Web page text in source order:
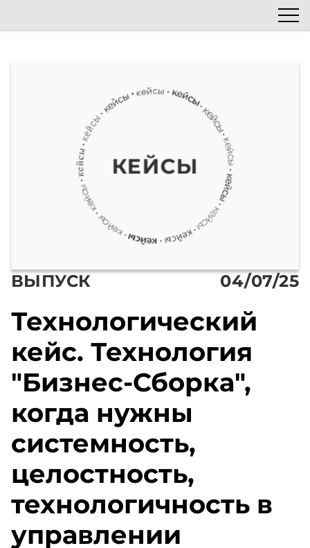
Блог
Автор подкаста
КЕЙСЫ
ВЫПУСК 04/07/25
Технологический
кейс. Технология
"Бизнес-Сборка",
когда нужны
системность,
целостность,
технологичность в
управлении